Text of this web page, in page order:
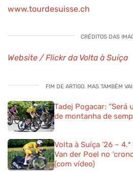
www.tourdesuisse.ch
CRÉDITOS DAS
Website / Flickr da Volta à Suíça
FIM DE ARTIGO. MAS TAMBÉM
Tadej Pogacar: “Será
de montanha de
Volta à Suíça ’26 –
Van der Poel no
(com vídeo)